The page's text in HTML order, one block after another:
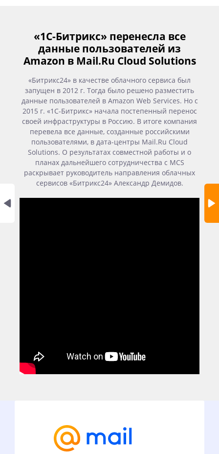
«1С-Битрикс» перенесла все
данные пользователей из
Amazon в Mail.Ru Cloud Solutions
«Битрикс24» в качестве облачного сервиса был
запущен в 2012 г. Тогда было решено разместить
данные пользователей в Amazon Web Services. Но с
2015 г. «1С-Битрикс» начала постепенный перенос
своей инфраструктуры в Россию. В итоге компания
перевела все данные, созданные российскими
пользователями, в дата-центры Mail.Ru Cloud
Solutions. О результатах совместной работы и о
планах дальнейшего сотрудничества с MCS
раскрывает руководитель направления облачных
сервисов «Битрикс24» Александр Демидов.